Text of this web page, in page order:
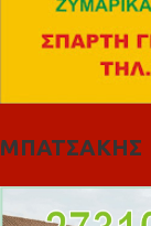
ΜΠΑΤΣΑΚΗΣ